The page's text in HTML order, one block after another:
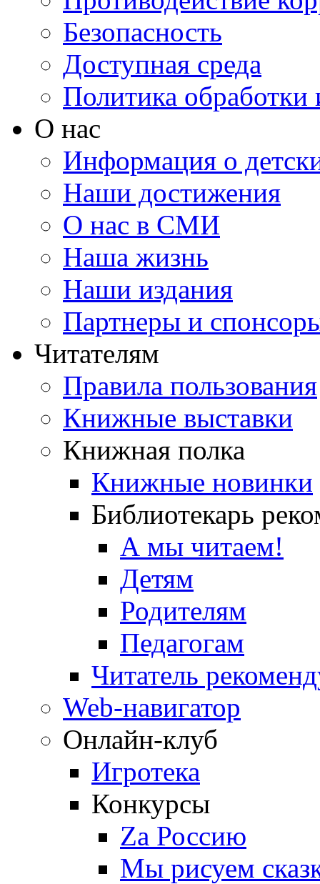
Безопасность
Доступная среда
Политика
О нас
Информация о
Наши достижения
О нас в СМИ
Наша жизнь
Наши издания
Партнеры и
Читателям
Правила пользования
Книжные выставки
Книжная полка
Книжные новинки
Библиотекарь
А мы читаем!
Детям
Родителям
Педагогам
Читатель
Web-навигатор
Онлайн-клуб
Игротека
Конкурсы
Zа Россию
Мы рисуем